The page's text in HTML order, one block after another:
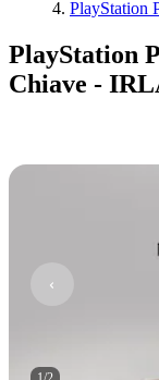
PlayStation
PlayStation
Chiave -